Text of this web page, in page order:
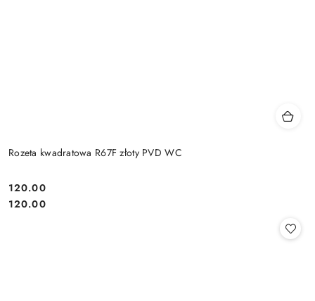
Rozeta kwadratowa R67F złoty PVD WC
Cena:
120.00
Cena:
120.00